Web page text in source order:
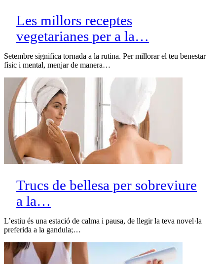
Les millors receptes
vegetarianes per a la…
Setembre significa tornada a la rutina. Per millorar el teu benestar
físic i mental, menjar de manera…
Trucs de bellesa per sobreviure
a la…
L’estiu és una estació de calma i pausa, de llegir la teva novel·la
preferida a la gandula;…